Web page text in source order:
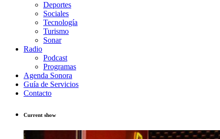
Deportes
Sociales
Tecnología
Turismo
Sonar
Radio
Podcast
Programas
Agenda Sonora
Guía de Servicios
Contacto
Current show